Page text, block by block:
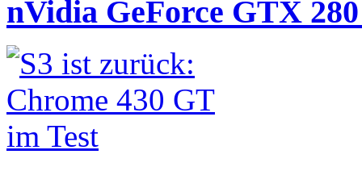
nVidia GeForce GTX